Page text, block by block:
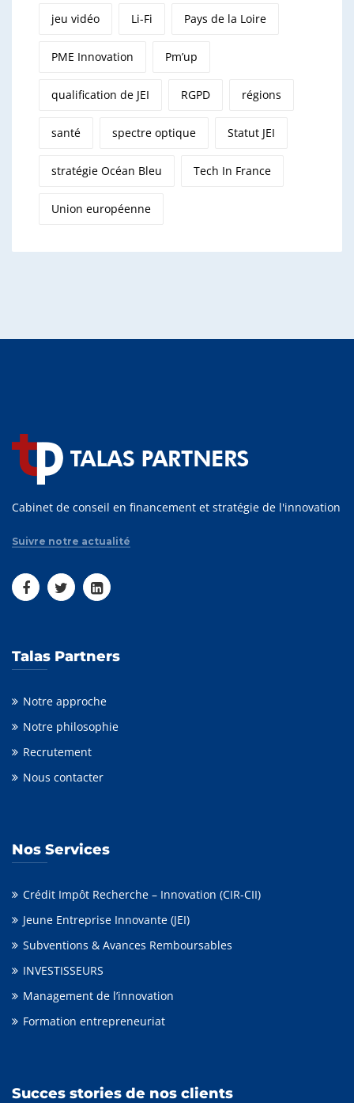
jeu vidéo Li-Fi Pays de la Loire
PME Innovation Pm’up
qualification de JEI RGPD régions
santé spectre optique Statut JEI
stratégie Océan Bleu Tech In France
Union européenne
Cabinet de conseil en financement et stratégie de l'innovation
Suivre notre actualité
Talas Partners
Notre approche
Notre philosophie
Recrutement
Nous contacter
Nos Services
Crédit Impôt Recherche – Innovation (CIR-CII)
Jeune Entreprise Innovante (JEI)
Subventions & Avances Remboursables
INVESTISSEURS
Management de l’innovation
Formation entrepreneuriat
Succes stories de nos clients